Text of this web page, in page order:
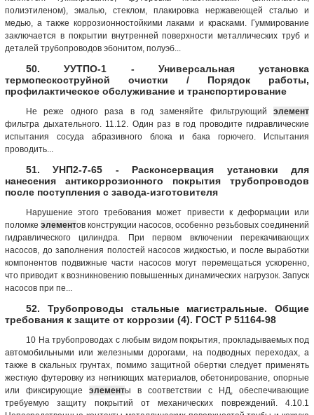
полиэтиленом), эмалью, стеклом, плакировка нержавеющей сталью и
медью, а также коррозионностойкими лаками и красками. Гуммирование
заключается в покрытии внутренней поверхности металлических труб и
деталей трубопроводов эбонитом, полуэб...
50. УУТПО-1 - Универсальная установка
термопескоструйной очистки / Порядок работы,
профилактическое обслуживание и транспортирование
Не реже одного раза в год заменяйте фильтрующий элемент
фильтра дыхательного. 11.12. Один раз в год проводите гидравлические
испытания сосуда абразивного блока и бака горючего. Испытания
проводить...
51. УНП2-7-65 - Расконсервация установки для
нанесения антикоррозионного покрытия трубопроводов
после поступления с завода-изготовителя
Нарушение этого требования может привести к деформации или
поломке элементов конструкции насосов, особенно резьбовых соединений
гидравлического цилиндра. При первом включении перекачивающих
насосов, до заполнения полостей насосов жидкостью, и после выработки
компонентов подвижные части насосов могут перемещаться ускоренно,
что приводит к возникновению повышенных динамических нагрузок. Запуск
насосов при пе...
52. Трубопроводы стальные магистральные. Общие
требования к защите от коррозии (4). ГОСТ Р 51164-98
10 На трубопроводах с любым видом покрытия, прокладываемых под
автомобильными или железными дорогами, на подводных переходах, а
также в скальных грунтах, помимо защитной обертки следует применять
жесткую футеровку из негниющих материалов, обетонирование, опорные
или фиксирующие элементы в соответствии с НД, обеспечивающие
требуемую защиту покрытий от механических повреждений. 4.10.1